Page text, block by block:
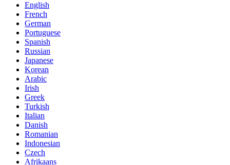
English
French
German
Portuguese
Spanish
Russian
Japanese
Korean
Arabic
Irish
Greek
Turkish
Italian
Danish
Romanian
Indonesian
Czech
Afrikaans